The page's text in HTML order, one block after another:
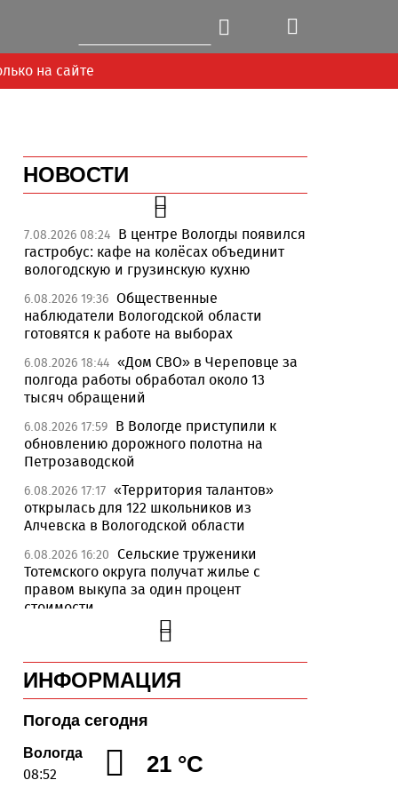
на сайте
НОВОСТИ
7.08.2026 08:24 В центре Вологды появился
гастробус: кафе на колёсах объединит
вологодскую и грузинскую кухню
6.08.2026 19:36 Общественные
наблюдатели Вологодской области
готовятся к работе на выборах
6.08.2026 18:44 «Дом СВО» в Череповце за
полгода работы обработал около 13
тысяч обращений
6.08.2026 17:59 В Вологде приступили к
обновлению дорожного полотна на
Петрозаводской
6.08.2026 17:17 «Территория талантов»
открылась для 122 школьников из
Алчевска в Вологодской области
6.08.2026 16:20 Сельские труженики
Тотемского округа получат жилье с
правом выкупа за один процент
стоимости
Детская футбольная секция
6.08.2026 15:08
Уникальный трейл и
силовые шоу приготовили округа
Вологодчины ко Дню физкультурника
6.08.2026 14:31 Робот Макс на Госуслугах
поможет вологжанам оформить выплату
на первоклассника
ИНФОРМАЦИЯ
Погода сегодня
Вологда
08:52 21 °C